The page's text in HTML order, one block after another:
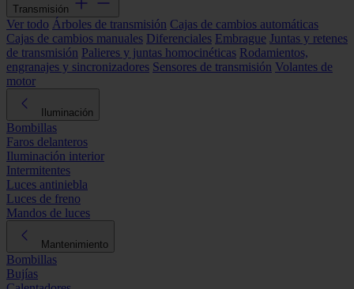
Transmisión
Ver todo Árboles de transmisión Cajas de cambios automáticas
Cajas de cambios manuales Diferenciales Embrague Juntas y retenes
de transmisión Palieres y juntas homocinéticas Rodamientos,
engranajes y sincronizadores Sensores de transmisión Volantes de
motor
Iluminación
Bombillas
Faros delanteros
Iluminación interior
Intermitentes
Luces antiniebla
Luces de freno
Mandos de luces
Mantenimiento
Bombillas
Bujías